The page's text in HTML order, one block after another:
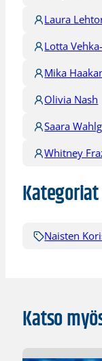
Laura
Lotta
Mika
Olivia Nash
Saara
Whitney
Kategoriat
Naisten
Katso